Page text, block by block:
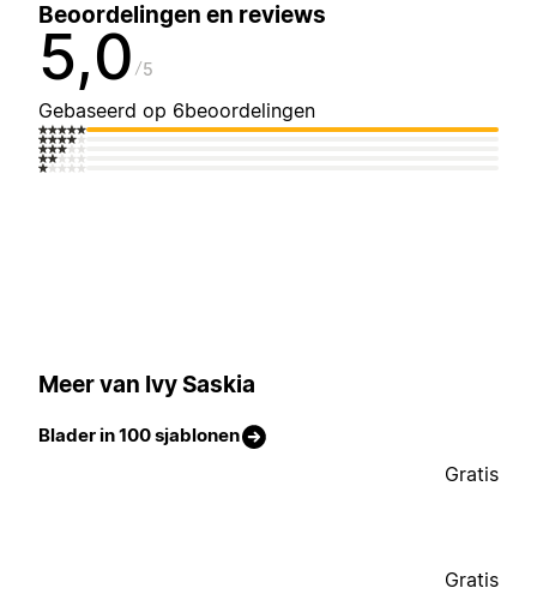
Beoordelingen en reviews
5,0 5
Gebaseerd op 6beoordelingen
Meer van Ivy Saskia
Blader in 100 sjablonen
Gratis
Gratis